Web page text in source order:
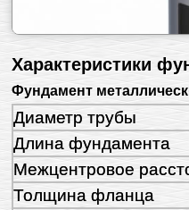
Характеристики
Фундамент
Диаметр трубы
Длина фундамента
Межцентровое
Толщина фланца